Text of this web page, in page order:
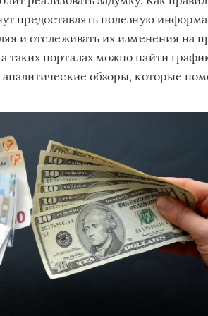
предоставлять полезную
и отслеживать их изменения на
таких порталах можно найти
обзоры, которые